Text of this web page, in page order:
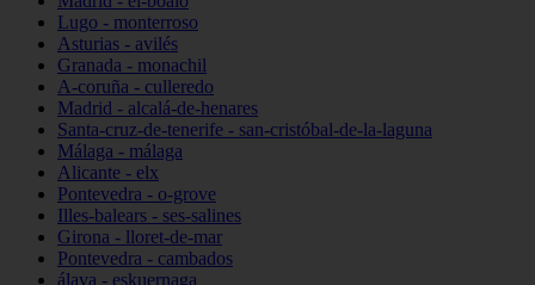
Lugo - monterroso
Asturias - avilés
Granada - monachil
A-coruña - culleredo
Madrid - alcalá-de-henares
Santa-cruz-de-tenerife - san-cristóbal-de-la-laguna
Málaga - málaga
Alicante - elx
Pontevedra - o-grove
Illes-balears - ses-salines
Girona - lloret-de-mar
Pontevedra - cambados
álava - eskuernaga